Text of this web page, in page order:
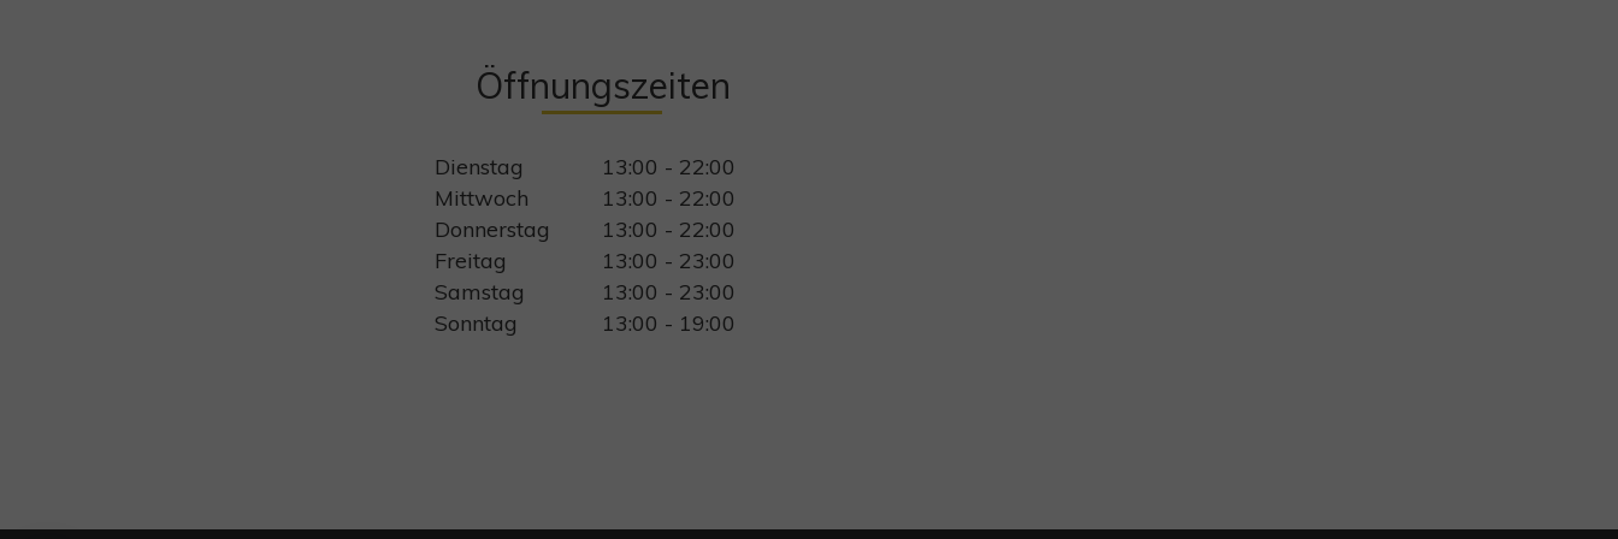
Öffnungszeiten
Dienstag
Mittwoch
Donnerstag
Freitag
Samstag
Sonntag
13:00 - 22:00
13:00 - 22:00
13:00 - 22:00
13:00 - 23:00
13:00 - 23:00
13:00 - 19:00